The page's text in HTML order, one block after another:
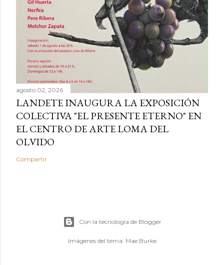
agosto 02, 2026
LANDETE INAUGURA LA EXPOSICIÓN
COLECTIVA "EL PRESENTE ETERNO" EN
EL CENTRO DE ARTE LOMA DEL
OLVIDO
Compartir
Con la tecnología de Blogger
Imágenes del tema: Mae Burke